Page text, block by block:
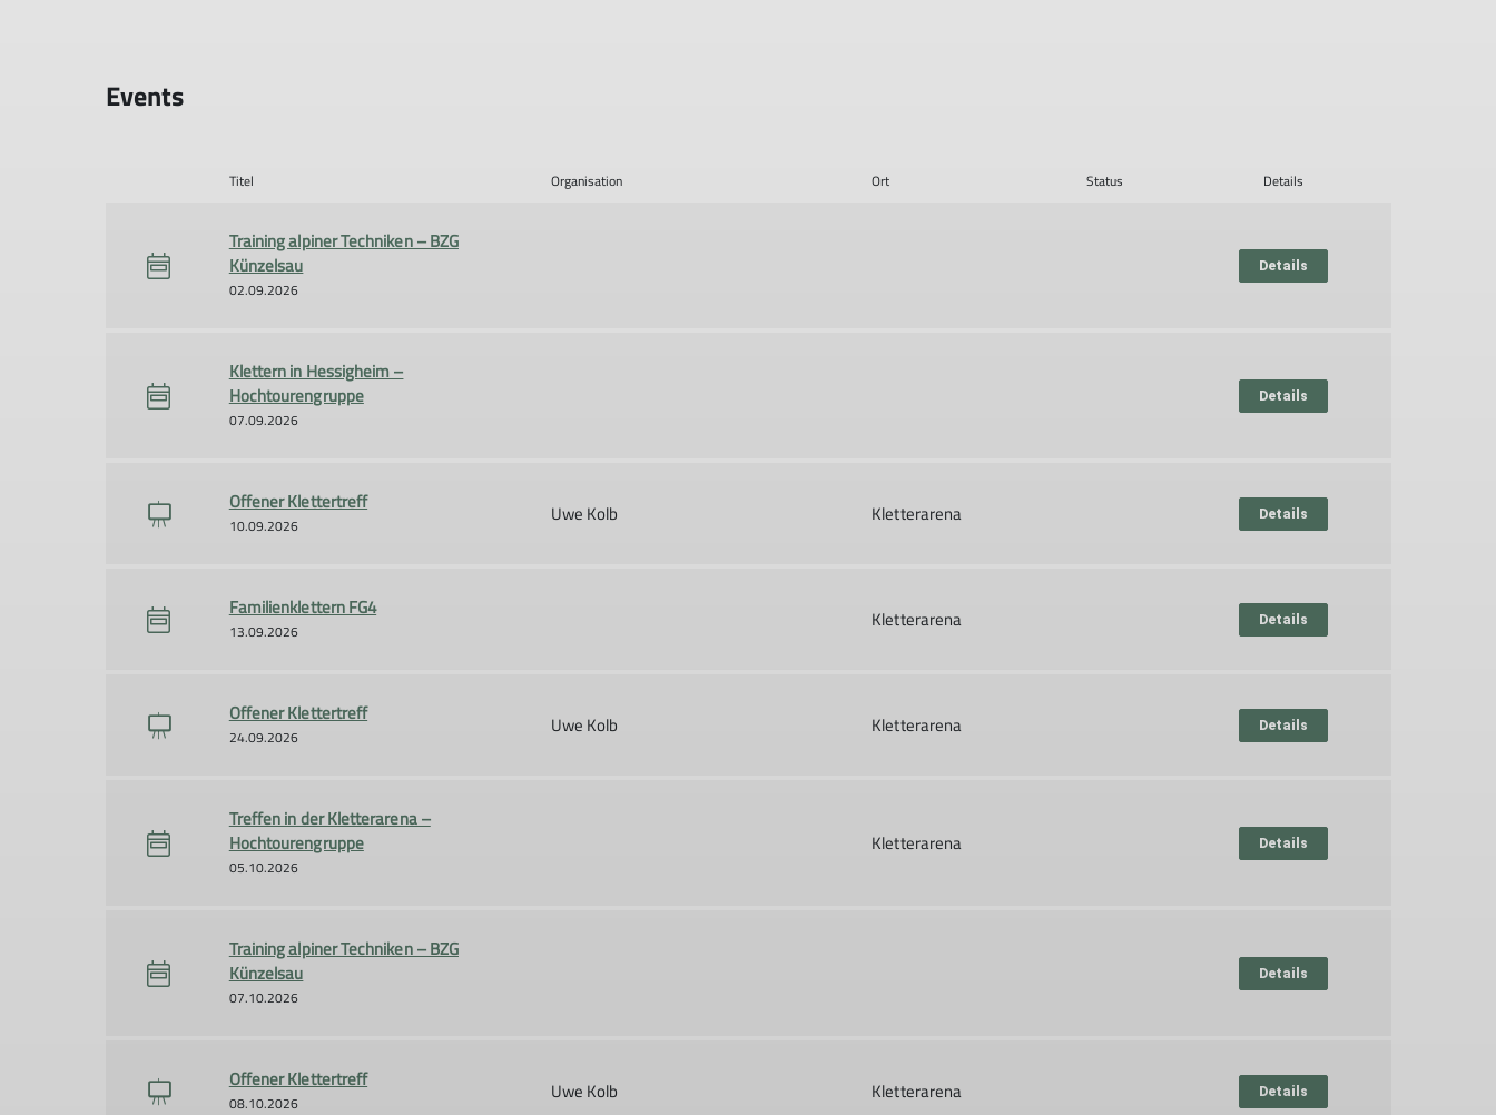
Events
Titel Organisation Ort Status Details
Training alpiner Techniken – BZG
Künzelsau
02.09.2026
Details
Klettern in Hessigheim –
Hochtourengruppe
07.09.2026
Details
Offener Klettertreff
10.09.2026 Uwe Kolb Kletterarena Details
Familienklettern FG4
13.09.2026 Kletterarena Details
Offener Klettertreff
24.09.2026 Uwe Kolb Kletterarena Details
Treffen in der Kletterarena –
Hochtourengruppe
05.10.2026
Kletterarena Details
Training alpiner Techniken – BZG
Künzelsau
07.10.2026
Details
Offener Klettertreff
08.10.2026 Uwe Kolb Kletterarena Details